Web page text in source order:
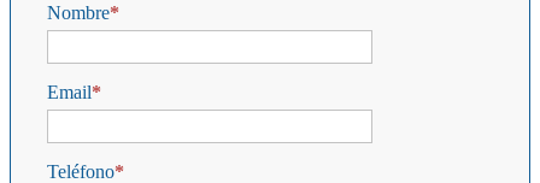
Nombre
Email
Teléfono